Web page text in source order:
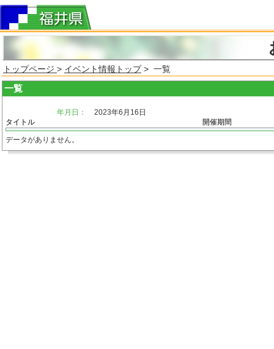
トップページ > イベント情報トップ> 一覧
一覧
年月日：
2023年6月16日
タイトル
開催期間
データがありません。